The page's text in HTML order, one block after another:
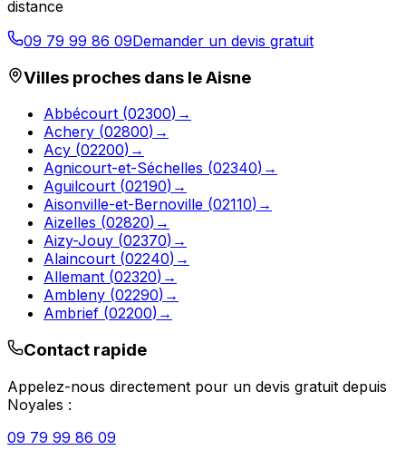
distance
09 79 99 86 09Demander un devis gratuit
Villes proches dans leAisne
Abbécourt (02300) →
Achery (02800) →
Acy (02200) →
Agnicourt-et-Séchelles (02340) →
Aguilcourt (02190) →
Aisonville-et-Bernoville (02110) →
Aizelles (02820) →
Aizy-Jouy (02370) →
Alaincourt (02240) →
Allemant (02320) →
Ambleny (02290) →
Ambrief (02200) →
Contact rapide
Appelez-nous directement pour un devis gratuit depuis
Noyales :
09 79 99 86 09